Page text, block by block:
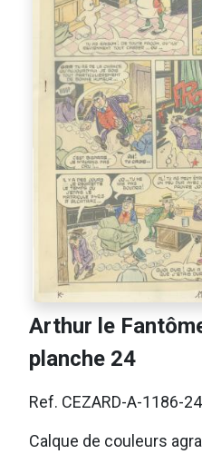
Arthur le
planche 24
Ref. CEZARD-A-1186-
Calque de couleurs